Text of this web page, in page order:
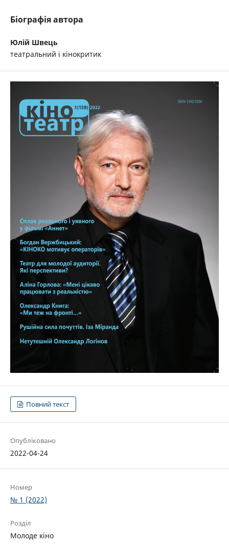
Біографія автора
Юлій Швець
театральний і кінокритик
Повний текст
Опубліковано
2022-04-24
Номер
№ 1 (2022)
Розділ
Молоде кіно